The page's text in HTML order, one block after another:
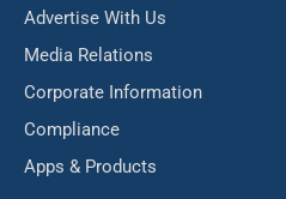
Advertise With Us
Media Relations
Corporate Information
Compliance
Apps & Products